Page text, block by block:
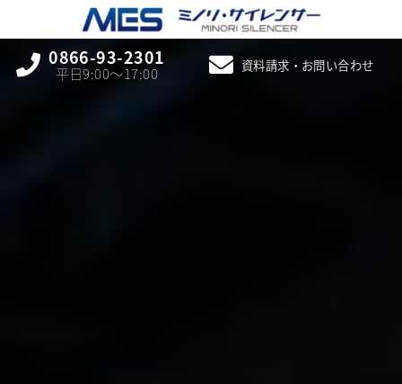
0866-93-2301
平日9:00〜17:00 資料請求・お問い合わせ